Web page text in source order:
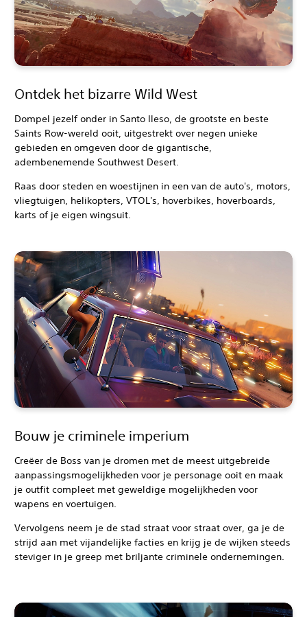
Ontdek het bizarre Wild West
Dompel jezelf onder in Santo Ileso, de grootste en beste
Saints Row-wereld ooit, uitgestrekt over negen unieke
gebieden en omgeven door de gigantische,
adembenemende Southwest Desert.
Raas door steden en woestijnen in een van de auto's, motors,
vliegtuigen, helikopters, VTOL's, hoverbikes, hoverboards,
karts of je eigen wingsuit.
Bouw je criminele imperium
Creëer de Boss van je dromen met de meest uitgebreide
aanpassingsmogelijkheden voor je personage ooit en maak
je outfit compleet met geweldige mogelijkheden voor
wapens en voertuigen.
Vervolgens neem je de stad straat voor straat over, ga je de
strijd aan met vijandelijke facties en krijg je de wijken steeds
steviger in je greep met briljante criminele ondernemingen.